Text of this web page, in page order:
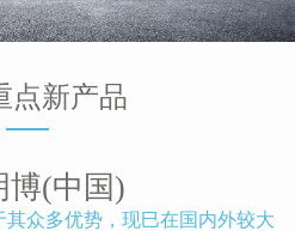
点新产品
博(中国)
众多优势，现巳在国内外较大